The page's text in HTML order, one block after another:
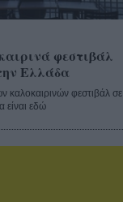
φεστιβάλ
Ελλάδα
καλοκαιρινών φεστιβάλ σε
είναι εδώ